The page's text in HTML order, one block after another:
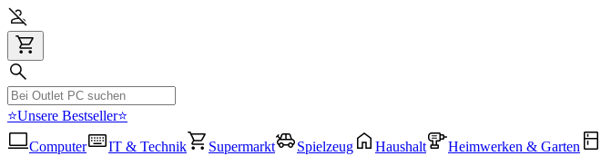
⭐Unsere Bestseller⭐
Computer
IT & Technik Supermarkt Spielzeug Haushalt Heimwerken & Garten